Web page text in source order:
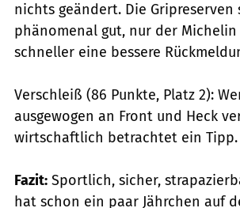
nichts geändert. Die Gripreserven
phänomenal gut, nur der
schneller eine bessere
Verschleiß (86 Punkte, Platz 2):
ausgewogen an Front und Heck
wirtschaftlich betrachtet ein Tipp.
Fazit: Sportlich, sicher,
hat schon ein paar Jährchen auf